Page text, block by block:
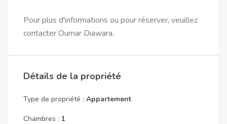
Pour plus d'informations ou pour réserver, veuillez
contacter Oumar Diawara.
Détails de la propriété
Type de propriété : Appartement
Chambres : 1